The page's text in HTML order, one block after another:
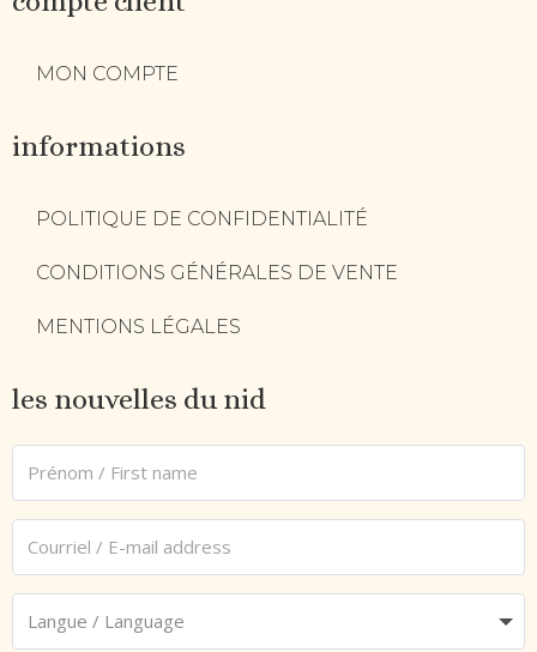
MON COMPTE
informations
POLITIQUE DE CONFIDENTIALITÉ
CONDITIONS GÉNÉRALES DE VENTE
MENTIONS LÉGALES
les nouvelles du nid